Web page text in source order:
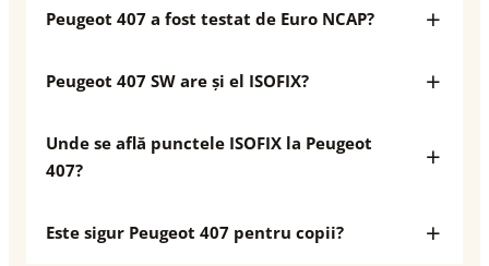
Peugeot 407 a fost testat de Euro NCAP?
Peugeot 407 SW are și el ISOFIX?
Unde se află punctele ISOFIX la Peugeot
407?
Este sigur Peugeot 407 pentru copii?